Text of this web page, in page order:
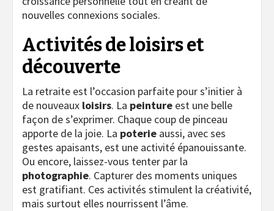
nouvelles connexions sociales.
Activités de loisirs et
découverte
La retraite est l’occasion parfaite pour s’initier à
de nouveaux loisirs. La peinture est une belle
façon de s’exprimer. Chaque coup de pinceau
apporte de la joie. La poterie aussi, avec ses
gestes apaisants, est une activité épanouissante.
Ou encore, laissez-vous tenter par la
photographie. Capturer des moments uniques
est gratifiant. Ces activités stimulent la créativité,
mais surtout elles nourrissent l’âme.